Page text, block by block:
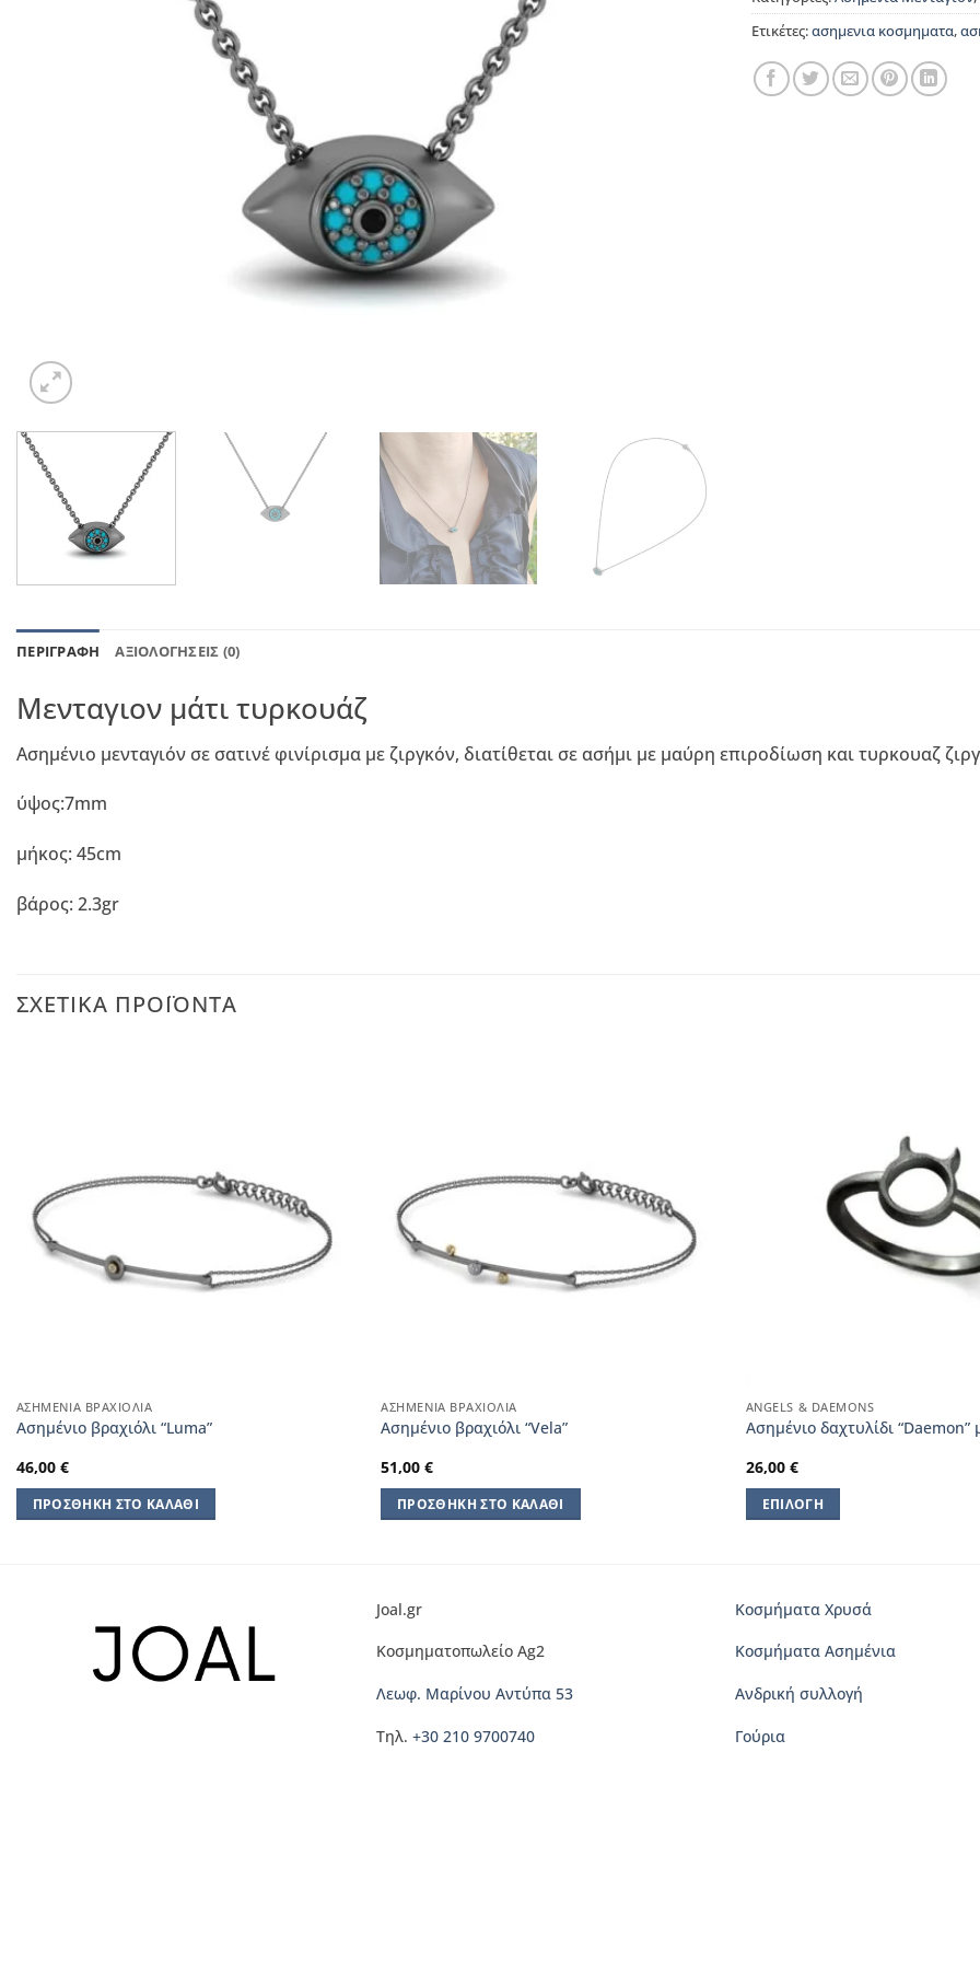
Ετικέτες:ασημενια κοσμηματα,
ΠΕΡΙΓΡΑΦΉ ΑΞΙΟΛΟΓΉΣΕΙΣ (0)
Μενταγιον μάτι τυρκουάζ
Ασημένιο μενταγιόν σε σατινέ φινίρισμα με ζιργκόν, διατίθεται σε ασήμι με μαύρη επιροδίωση και τυρκουαζ
ύψος:7mm
μήκος: 45cm
βάρος: 2.3gr
ΣΧΕΤΙΚΆ ΠΡΟΪΌΝΤΑ
ΑΣΗΜΈΝΙΑ ΒΡΑΧΙΌΛΙΑ
Aσημένιο βραχιόλι “Luma”
46,00 €
ΠΡΟΣΘΉΚΗ ΣΤΟ ΚΑΛΆΘΙ
ΑΣΗΜΈΝΙΑ ΒΡΑΧΙΌΛΙΑ
Aσημένιο βραχιόλι “Vela”
51,00€
ΠΡΟΣΘΉΚΗ ΣΤΟ ΚΑΛΆΘΙ
ANGELS & DAEMONS
Ασημένιο δαχτυλίδι “Daemon”
26,00 €
ΕΠΙΛΟΓΉ
έχει
παραλλαγές.
επιλογές
μπορούν
Joal.gr
Κοσμηματοπωλείο Ag2
Λεωφ. Μαρίνου Αντύπα 53
Τηλ. +30 210 9700740
Κοσμήματα Χρυσά
Κοσμήματα Ασημένια
Ανδρική συλλογή
Γούρια